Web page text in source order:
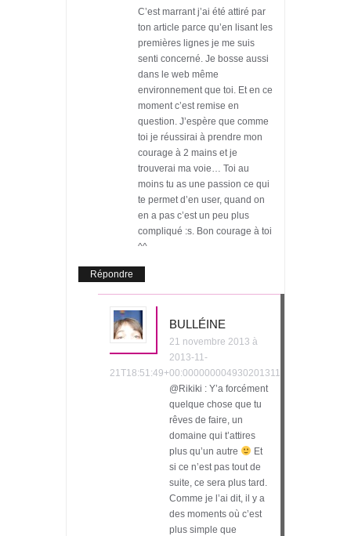
C’est marrant j’ai été attiré par
ton article parce qu’en lisant les
premières lignes je me suis
senti concerné. Je bosse aussi
dans le web même
environnement que toi. Et en ce
moment c’est remise en
question. J’espère que comme
toi je réussirai à prendre mon
courage à 2 mains et je
trouverai ma voie… Toi au
moins tu as une passion ce qui
te permet d’en user, quand on
en a pas c’est un peu plus
compliqué :s. Bon courage à toi
^^
Répondre
BULLÉINE
21 novembre 2013 à
2013-11-
21T18:51:49+00:000000004930201311
@Rikiki : Y’a forcément
quelque chose que tu
rêves de faire, un
domaine qui t’attires
plus qu’un autre
Et
si ce n’est pas tout de
suite, ce sera plus tard.
Comme je l’ai dit, il y a
des moments où c’est
plus simple que